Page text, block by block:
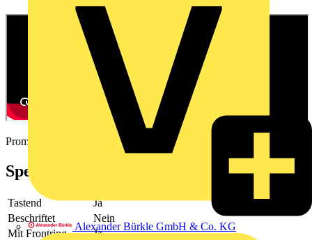
Alexander Bürkle GmbH & Co. KG
Promotional video
Spezifikationen
Tastend
Ja
Beschriftet
Nein
Mit Frontring
Ja